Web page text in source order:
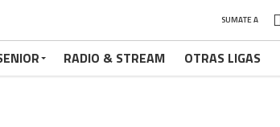
SUMATE A
RADIO & STREAM OTRAS LIGAS